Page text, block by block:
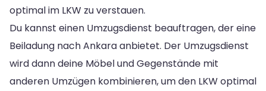
optimal im LKW zu verstauen.
Du kannst einen Umzugsdienst beauftragen, der eine
Beiladung nach Ankara anbietet. Der Umzugsdienst
wird dann deine Möbel und Gegenstände mit
anderen Umzügen kombinieren, um den LKW optimal